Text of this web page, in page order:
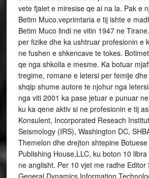
vete fjalet e miresise qe ai na la. Pak e
Betim Muco.veprimtaria e tij ishte e
Betim Muco lindi ne vitin 1947 ne
per fizike dhe ka ushtruar profesionin e
ne fushen e shkencave te tokes.
qe nga shkolla e mesme. Ka botuar
tregime, romane e letersi per femije
shqip shume autore te njohur nga
nga viti 2001 ka pase jetuar e punuar
ku ka qene aktiv si ne profesionin e tij
Konsulent, Incorporated Reseach
Seismology (IRS), Washington DC,
Themelon dhe drejton shtepine
Publishing House,LLC, ku boton 10
ne anglisht. Per 10 vjet me radhe Editor
General Dynamics Information